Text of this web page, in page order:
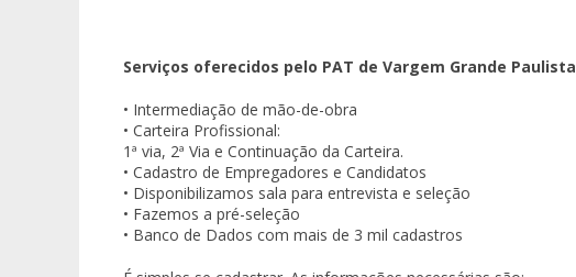
Serviços oferecidos pelo PAT de Vargem Grande Paulista
• Intermediação de mão-de-obra
• Carteira Profissional:
1ª via, 2ª Via e Continuação da Carteira.
• Cadastro de Empregadores e Candidatos
• Disponibilizamos sala para entrevista e seleção
• Fazemos a pré-seleção
• Banco de Dados com mais de 3 mil cadastros